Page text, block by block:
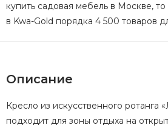
купить садовая мебель в Москве,
в Kwa-Gold порядка 4 500 товаров
Описание
Кресло из искусственного ротанга
подходит для зоны отдыха на